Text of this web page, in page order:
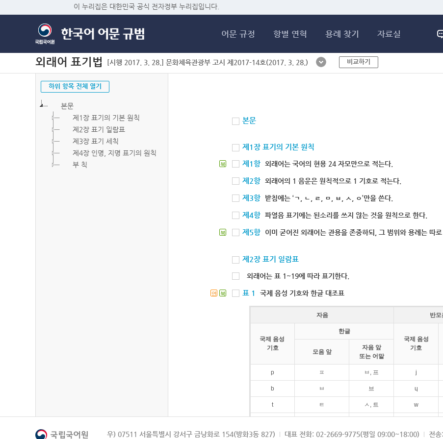
이 누리집은 대한민국 공식 전자정부 누리집입니다.
어문 규정 항별 연혁 용례 찾기 자료실
외래어 표기법 [시행 2017. 3. 28.] 문화체육관광부 고시 제2017-14호(2017. 3. 28.) 비교하기
하위 항목 전체 열기
본문
제1장 표기의 기본 원칙
제2장 표기 일람표
제3장 표기 세칙
제4장 인명, 지명 표기의 원칙
부 칙
본문
제1장 표기의 기본 원칙
북 제1항 외래어는 국어의 현용 24 자모만으로 적는다.
제2항 외래어의 1 음운은 원칙적으로 1 기호로 적는다.
제3항 받침에는 ‘ㄱ, ㄴ, ㄹ, ㅁ, ㅂ, ㅅ, ㅇ’만을 쓴다.
제4항 파열음 표기에는 된소리를 쓰지 않는 것을 원칙으로 한다.
북 제5항 이미 굳어진 외래어는 관용을 존중하되, 그 범위와 용례는 따로
제2장 표기 일람표
외래어는 표 1~19에 따라 표기한다.
연 북 표 1 국제 음성 기호와 한글 대조표
자음 반모
국제 음성
기호
한글
국제 음성
기호
모음 앞
자음 앞
또는 어말
p ㅍ ㅂ, 프 j
b ㅂ 브 ɥ
t ㅌ ㅅ, 트 w
k ㅋ ㄱ, 크
우) 07511 서울특별시 강서구 금낭화로 154(방화3동 827) 대표 전화: 02-2669-9775(평일 09:00~18:00) 전